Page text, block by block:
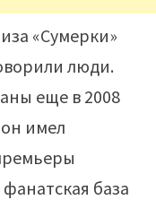
«Сумерки»
люди.
еще в 2008
имел
база